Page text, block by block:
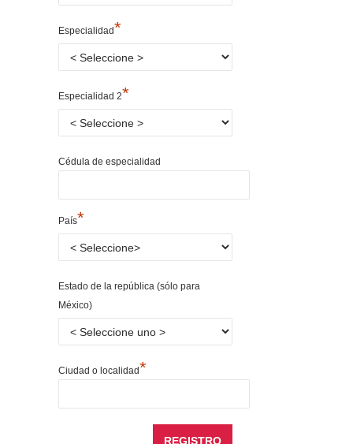
Especialidad*
Especialidad 2*
Cédula de especialidad
País*
Estado de la república (sólo para
México)
Ciudad o localidad*